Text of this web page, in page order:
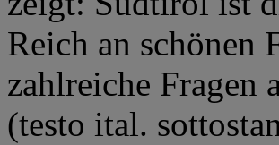
Reich an schönen
zahlreiche Fragen
(testo ital.